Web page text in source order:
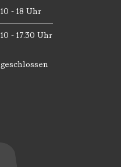
10 - 18 Uhr
10 - 17.30 Uhr
geschlossen